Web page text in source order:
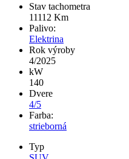
Stav tachometra
11112 Km
Palivo:
Elektrina
Rok výroby
4/2025
kW
140
Dvere
4/5
Farba:
strieborná
Typ